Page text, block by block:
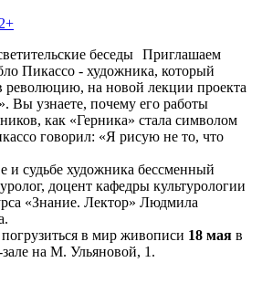
Приглашаем
Пикассо - художника, который
революцию, на новой лекции проекта
Вы узнаете, почему его работы
как «Герника» стала символом
говорил: «Я рисую не то, что
и судьбе художника бессменный
доцент кафедры культурологии
«Знание. Лектор» Людмила
в мир живописи 18 мая в
на М. Ульяновой, 1.